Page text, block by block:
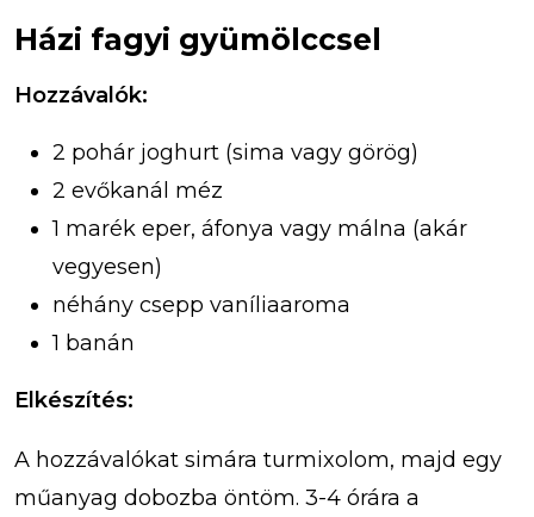
Házi fagyi gyümölccsel
Hozzávalók:
2 pohár joghurt (sima vagy görög)
2 evőkanál méz
1 marék eper, áfonya vagy málna (akár
vegyesen)
néhány csepp vaníliaaroma
1 banán
Elkészítés:
A hozzávalókat simára turmixolom, majd egy
műanyag dobozba öntöm. 3-4 órára a